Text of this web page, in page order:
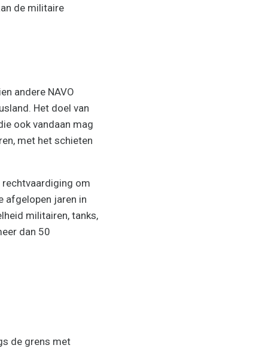
de militaire
andere NAVO
Het doel van
ook vandaan mag
met het schieten
rechtvaardiging om
afgelopen jaren in
militairen, tanks,
dan 50
de grens met